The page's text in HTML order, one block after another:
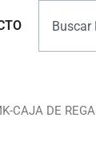
CAJA DE